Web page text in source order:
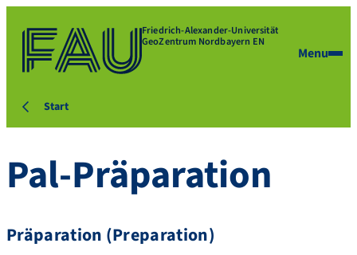
Friedrich-Alexander-Universität
GeoZentrum Nordbayern EN
Menu
Start
Pal-Präparation
Präparation (Preparation)